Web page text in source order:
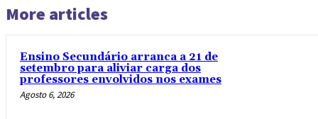
More articles
Ensino Secundário arranca a 21 de
setembro para aliviar carga dos
professores envolvidos nos exames
Agosto 6, 2026